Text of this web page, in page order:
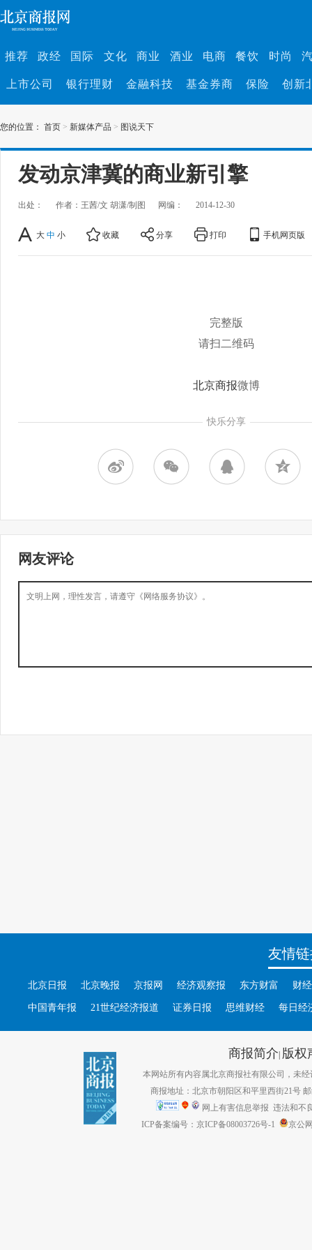
推荐 政经 国际 文化 商业 酒业 电商 餐饮 时尚
上市公司 银行理财 金融科技 基金券商 保险 创新
您的位置： 首页 > 新媒体产品 > 图说天下
发动京津冀的商业新引擎
出处： 作者：王茜/文 胡潇/制图 网编： 2014-12-30
大 中 小 收藏 分享 打印 手机网页版
完整版
请扫二维码
北京商报微博
快乐分享
网友评论
友情
北京日报 北京晚报 京报网 经济观察报 东方财富 财
中国青年报 21世纪经济报道 证券日报 思维财经 每日经
商报简介| 版权
本网站所有内容属北京商报社有限公司，未经
商报地址：北京市朝阳区和平里西街21号
网上有害信息举报 违法和不
ICP备案编号：京ICP备08003726号-1
京公